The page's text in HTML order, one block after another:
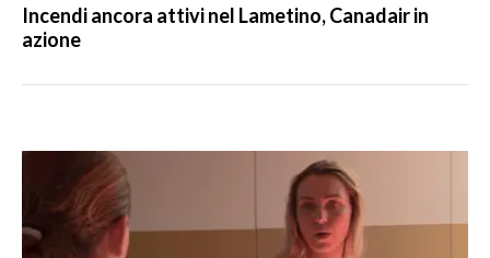
Incendi ancora attivi nel Lametino, Canadair in
azione